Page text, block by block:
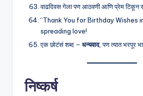
वाढदिवस गेला पण आठवणी आणि प्रेम टिकून
“Thank You for Birthday Wishes
spreading love!
एक छोटंसं शब्द – धन्यवाद, पण त्यात भरपूर
निष्कर्ष